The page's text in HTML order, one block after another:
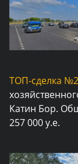
ТОП-сделка
Катин Бор.
257 000 у.е.